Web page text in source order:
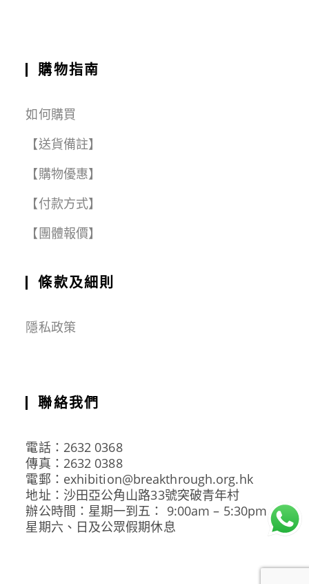
購物指南
如何購買
【送貨備註】
【購物優惠】
【付款方式】
【團體報價】
條款及細則
隱私政策
聯絡我們
電話：2632 0368
傳真：2632 0388
電郵：exhibition@breakthrough.org.hk
地址：沙田亞公角山路33號突破青年村
辦公時間：星期一到五： 9:00am – 5:30pm
星期六、日及公眾假期休息